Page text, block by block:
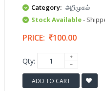
Category: அறிமுகம்
Stock Available-
PRICE: 100.00
Qty:
ADD TO CART